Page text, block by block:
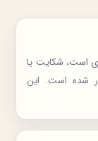
است، شکایت یا
شده است. این